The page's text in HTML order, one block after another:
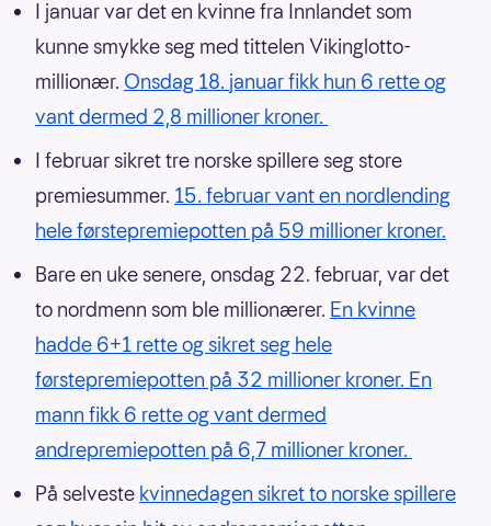
I januar var det en kvinne fra Innlandet som
kunne smykke seg med tittelen Vikinglotto-
millionær. Onsdag 18. januar fikk hun 6 rette og
vant dermed 2,8 millioner kroner.
I februar sikret tre norske spillere seg store
premiesummer. 15. februar vant en nordlending
hele førstepremiepotten på 59 millioner kroner.
Bare en uke senere, onsdag 22. februar, var det
to nordmenn som ble millionærer. En kvinne
hadde 6+1 rette og sikret seg hele
førstepremiepotten på 32 millioner kroner. En
mann fikk 6 rette og vant dermed
andrepremiepotten på 6,7 millioner kroner.
På selveste kvinnedagen sikret to norske spillere